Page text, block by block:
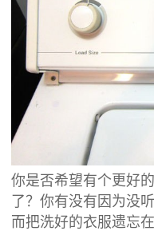
你是否希望有个更好
了？你有没有因为没
而把洗好的衣服遗忘